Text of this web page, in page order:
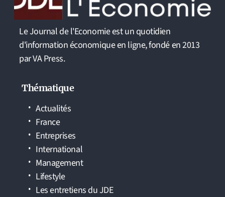
Le Journal de l'Economie est un quotidien
d'information économique en ligne, fondé en 2013
par VA Press.
Thématique
Actualités
France
Entreprises
International
Management
Lifestyle
Les entretiens du JDE